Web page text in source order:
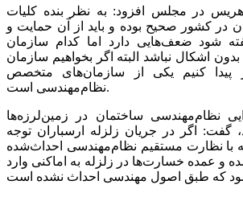
هریس در مجلس افزود: به نظر بنده کلیات
در کشور صحیح بوده و باید از آن حمایت و
شود ضعف‌هایی دارد اما کدام سازمان
اشکال نباشد البته اگر بخواهیم سازمان
کنیم یکی از سازمان‌های متخصص
نظام‌مهندسی است.
نظام‌مهندسی ساختمان در زمین‌لرزه‌ها
گفت: اگر در جریان زلزله ارسباران توجه
با نظارت مستقیم نظام‌مهندسی احداث‌شده
و عمده خسارت‌ها در زلزله به اماکنی وارد